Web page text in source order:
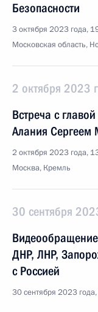
Безопасности
3 октября 2023 года,
Московская область,
2 октября 2023
Встреча с
Алания Сергеем
2 октября 2023 года,
Москва, Кремль
30 сентября
ДНР, ЛНР,
с Россией
30 сентября 2023